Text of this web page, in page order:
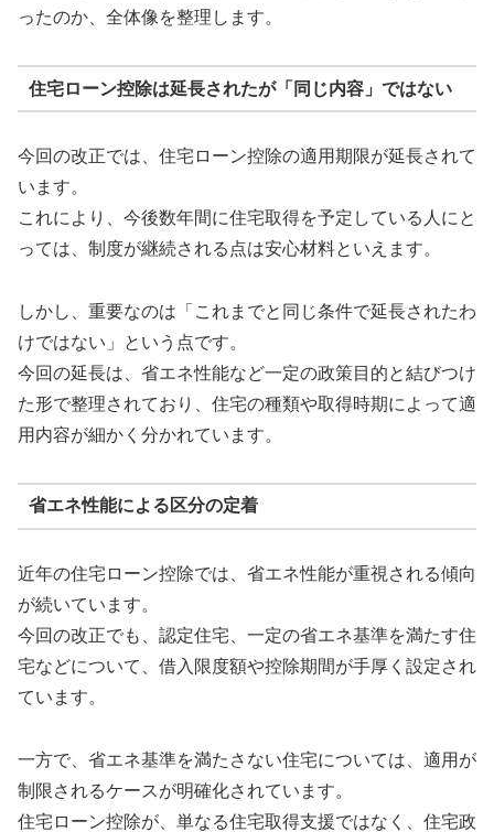
ったのか、全体像を整理します。
住宅ローン控除は延長されたが「同じ内容」ではない
今回の改正では、住宅ローン控除の適用期限が延長されて
います。
これにより、今後数年間に住宅取得を予定している人にと
っては、制度が継続される点は安心材料といえます。
しかし、重要なのは「これまでと同じ条件で延長されたわ
けではない」という点です。
今回の延長は、省エネ性能など一定の政策目的と結びつけ
た形で整理されており、住宅の種類や取得時期によって適
用内容が細かく分かれています。
省エネ性能による区分の定着
近年の住宅ローン控除では、省エネ性能が重視される傾向
が続いています。
今回の改正でも、認定住宅、一定の省エネ基準を満たす住
宅などについて、借入限度額や控除期間が手厚く設定され
ています。
一方で、省エネ基準を満たさない住宅については、適用が
制限されるケースが明確化されています。
住宅ローン控除が、単なる住宅取得支援ではなく、住宅政